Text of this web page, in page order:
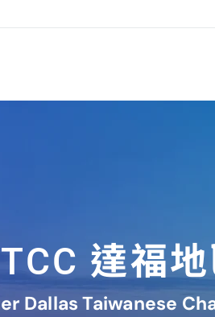
達福
Dallas Taiwanese